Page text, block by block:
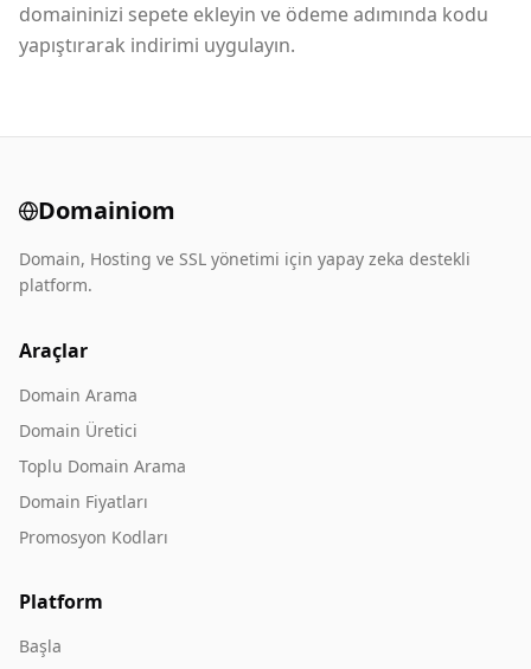
domaininizi sepete ekleyin ve ödeme adımında kodu
yapıştırarak indirimi uygulayın.
Domainiom
Domain, Hosting ve SSL yönetimi için yapay zeka destekli
platform.
Araçlar
Domain Arama
Domain Üretici
Toplu Domain Arama
Domain Fiyatları
Promosyon Kodları
Platform
Başla